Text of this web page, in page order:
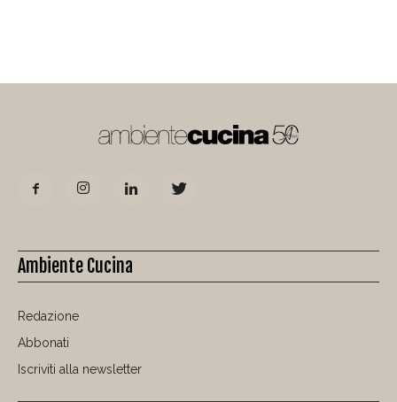
Ambiente Cucina
Redazione
Abbonati
Iscriviti alla newsletter